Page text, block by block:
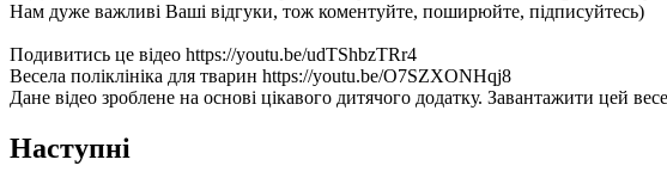
Нам дуже важливі Ваші відгуки, тож коментуйте, поширюйте, підписуйтесь)
Подивитись це відео https://youtu.be/udTShbzTRr4
Весела поліклініка для тварин https://youtu.be/O7SZXONHqj8
Дане відео зроблене на основі цікавого дитячого додатку. Завантажити цей
Наступні